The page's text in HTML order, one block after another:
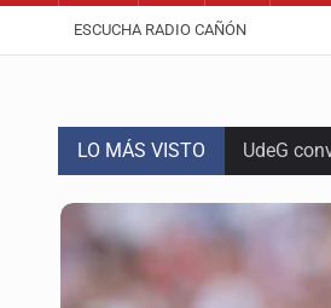
ESCUCHA RADIO CAÑÓN
LO MÁS VISTO UdeG
Quinto
Se
SCJN